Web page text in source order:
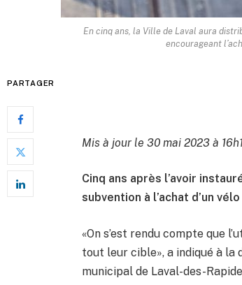
En cinq ans, la Ville de Laval aura
encourageant
PARTAGER
Mis à jour le 30 mai 2023 à
Cinq ans après l’avoir
subvention à l’achat d’un
«On s’est rendu compte que
tout leur cible», a indiqué à la
municipal de Laval-des-